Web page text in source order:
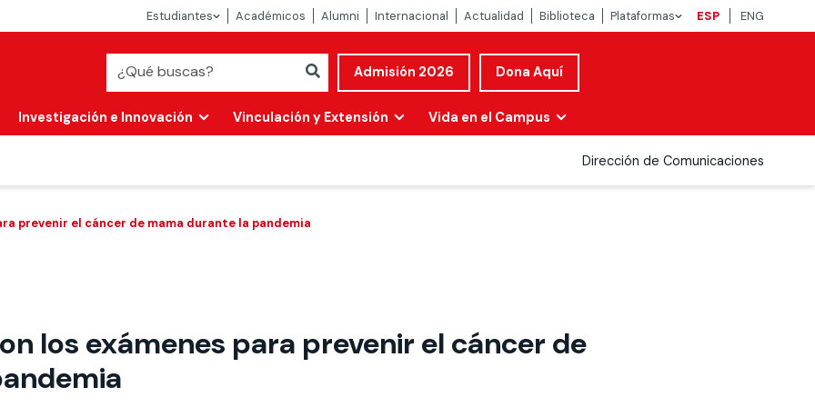
Estudiantes Académicos Alumni Internacional Actualidad Biblioteca Plataformas ESP ENG
Admisión 2026 Dona Aquí
Investigación e Innovación Vinculación y Extensión Vida en el Campus
Dirección de Comunicaciones
prevenir el cáncer de mama durante la pandemia
los exámenes para prevenir el cáncer de